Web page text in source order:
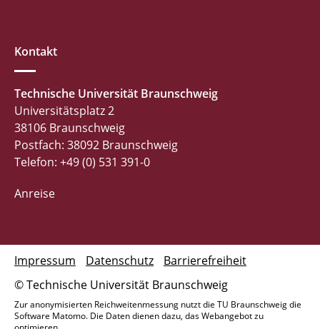
Kontakt
Technische Universität Braunschweig
Universitätsplatz 2
38106 Braunschweig
Postfach: 38092 Braunschweig
Telefon: +49 (0) 531 391-0
Anreise
© Technische Universität Braunschweig
Impressum Datenschutz Barrierefreiheit
Zur anonymisierten Reichweitenmessung nutzt die TU Braunschweig die
Software Matomo. Die Daten dienen dazu, das Webangebot zu